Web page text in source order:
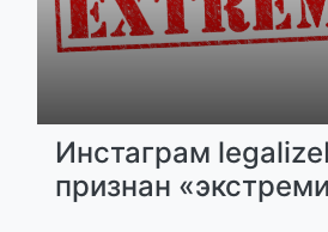
Инстаграм
признан